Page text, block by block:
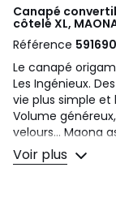
Canapé
côtelé XL,
Référence
Le canapé
Les Ingénieux.
vie plus simple et
Volume
velours... Maona
Pourquoi vous
Voir plus